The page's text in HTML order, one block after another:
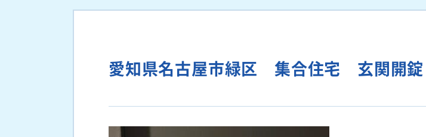
愛知県名古屋市緑区 集合住宅 玄関開錠